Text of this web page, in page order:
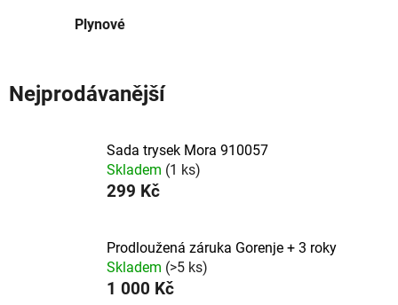
Plynové
Nejprodávanější
Sada trysek Mora 910057
Skladem (1 ks)
299 Kč
Prodloužená záruka Gorenje + 3 roky
Skladem (>5 ks)
1 000 Kč